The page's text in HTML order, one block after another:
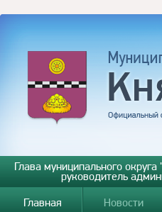
Глава муниципального
руководитель
Главная
Новости